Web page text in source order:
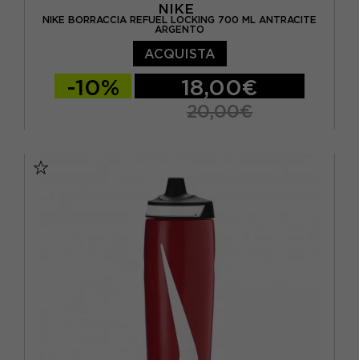
NIKE
NIKE BORRACCIA REFUEL LOCKING 700 ML ANTRACITE
ARGENTO
ACQUISTA
-10% 18,00€
20,00€